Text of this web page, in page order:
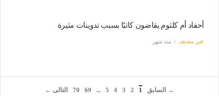
أحفاد أم كلثوم يقاضون كاتبًا بسبب تدوينات مثيرة
غير مصنف منذ شهر
→ السابق 1
2
3
4
5
...
69
70 التالى ←